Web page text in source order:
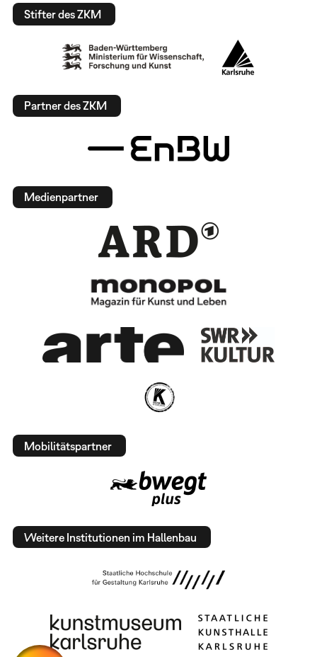
Stifter des ZKM
Partner des ZKM
Medienpartner
Mobilitätspartner
Weitere Institutionen im Hallenbau